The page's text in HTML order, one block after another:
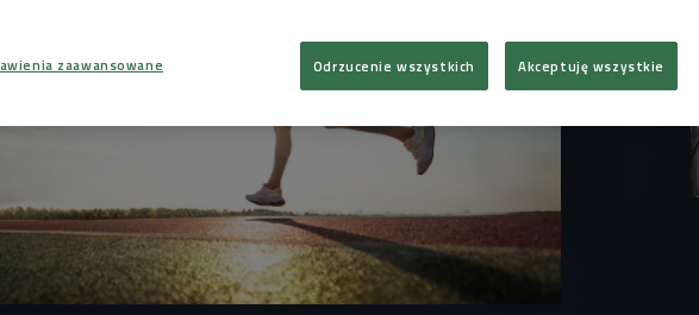
zaawansowane Odrzucenie wszystkich Akceptuję wszystkie